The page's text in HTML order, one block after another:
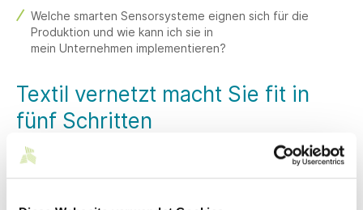
Welche smarten Sensorsysteme eignen sich für die
Produktion und wie kann ich sie in
mein Unternehmen implementieren?
Textil vernetzt macht Sie fit in
fünf Schritten
Informieren: Digitalisierung verstehen
Was ist Industrie 4.0? Wie kann mein Unternehmen davon